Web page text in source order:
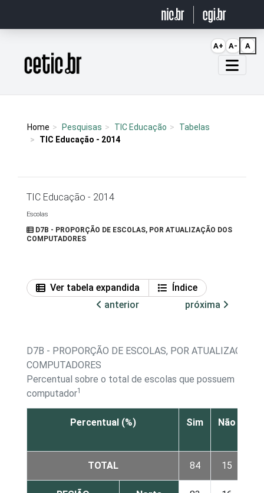
Página inicial
Home Pesquisas TIC Educação
Tabelas
TIC Educação - 2014
TIC Educação - 2014
Escolas
D7B - PROPORÇÃO DE ESCOLAS, POR ATUALIZAÇÃO DOS
COMPUTADORES
Ver tabela expandida
Índice
anterior
próxima
D7B - PROPORÇÃO DE ESCOLAS, POR ATUALIZAÇÃO
COMPUTADORES
Percentual sobre o total de escolas que possuem
computador1
Percentual (%) Sim Não
TOTAL 84 15
A+ A- A